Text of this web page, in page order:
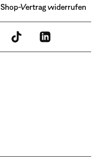
Shop-Vertrag widerrufen